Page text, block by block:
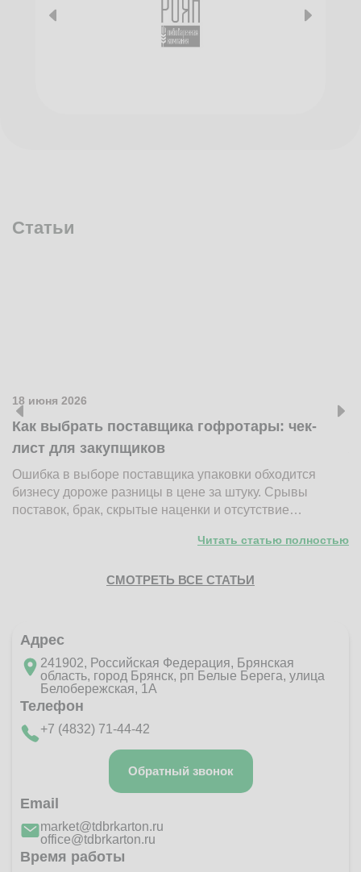
Статьи
18 июня 2026
Как выбрать поставщика гофротары: чек-
лист для закупщиков
Ошибка в выборе поставщика упаковки обходится
бизнесу дороже разницы в цене за штуку. Срывы
поставок, брак, скрытые наценки и отсутствие…
Читать статью полностью
СМОТРЕТЬ ВСЕ СТАТЬИ
Адрес
241902, Российская Федерация, Брянская
область, город Брянск, рп Белые Берега, улица
Белобережская, 1А
Телефон
+7 (4832) 71-44-42
Обратный звонок
Email
market@tdbrkarton.ru
office@tdbrkarton.ru
Время работы